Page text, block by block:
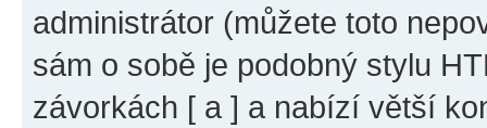
administrátor (můžete toto
sám o sobě je podobný stylu
závorkách [ a ] a nabízí větší